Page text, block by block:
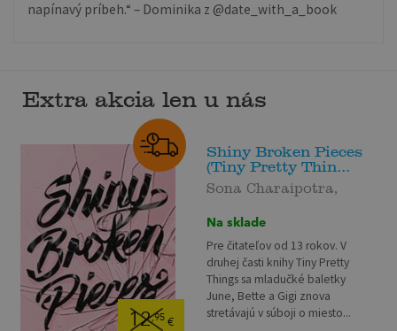
napínavý príbeh.“ – Dominika z @date_with_a_book
Extra akcia len u nás
12,95 €
Shiny Broken Pieces
(Tiny Pretty Thin...
Sona Charaipotra,
Na sklade
Pre čitateľov od 13 rokov. V
druhej časti knihy Tiny Pretty
Things sa mladučké baletky
June, Bette a Gigi znova
stretávajú v súboji o miesto...